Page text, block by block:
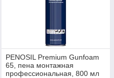
PENOSIL Premium Gunfoam
65, пена монтажная
профессиональная, 800 мл